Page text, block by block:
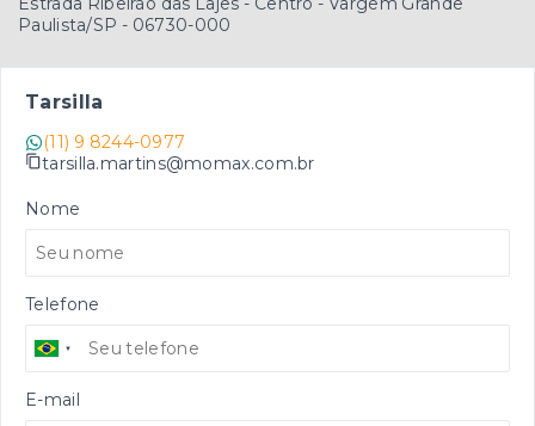
Paulista/SP - 06730-000
Tarsilla
(11) 9 8244-0977
tarsilla.martins@momax.com.br
Nome
Telefone
E-mail